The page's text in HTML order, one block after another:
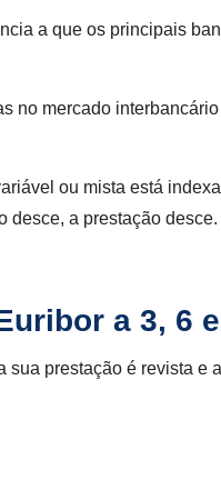
a que os principais
no mercado
ou mista está
desce, a prestação desce.
a 3, 6
prestação é revista e